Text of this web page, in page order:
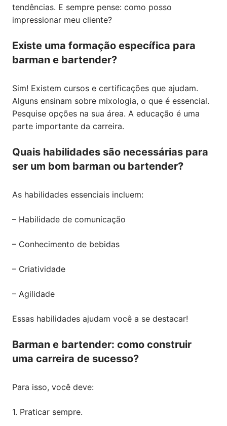
tendências. E sempre pense: como posso
impressionar meu cliente?
Existe uma formação específica para
barman e bartender?
Sim! Existem cursos e certificações que ajudam.
Alguns ensinam sobre mixologia, o que é essencial.
Pesquise opções na sua área. A educação é uma
parte importante da carreira.
Quais habilidades são necessárias para
ser um bom barman ou bartender?
As habilidades essenciais incluem:
– Habilidade de comunicação
– Conhecimento de bebidas
– Criatividade
– Agilidade
Essas habilidades ajudam você a se destacar!
Barman e bartender: como construir
uma carreira de sucesso?
Para isso, você deve:
1. Praticar sempre.